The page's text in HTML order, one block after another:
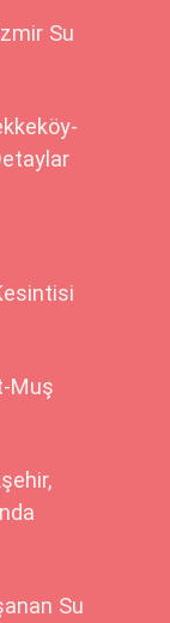
Su
Muş
Su